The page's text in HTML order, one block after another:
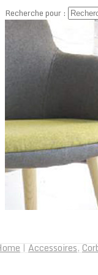
Recherche pour :
| Accessoires,